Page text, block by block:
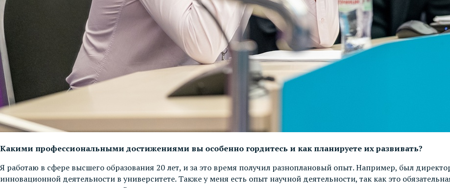
Какими профессиональными достижениями вы особенно гордитесь и как планируете их развивать?
Я работаю в сфере высшего образования 20 лет, и за это время получил разноплановый опыт. Например, был
инновационной деятельности в университете. Также у меня есть опыт научной деятельности, так как это